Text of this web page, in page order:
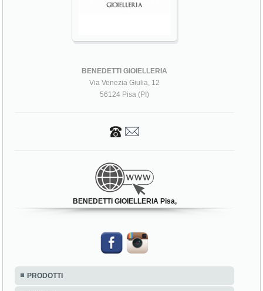
BENEDETTI GIOIELLERIA
Via Venezia Giulia, 12
56124 Pisa (PI)
BENEDETTI GIOIELLERIA Pisa,
PRODOTTI